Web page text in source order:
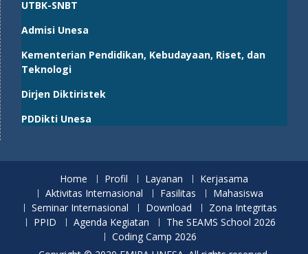
UTBK-SNBT
Admisi Unesa
Kementerian Pendidikan, Kebudayaan, Riset, dan
Teknologi
Dirjen Diktiristek
PDDikti Unesa
Home Profil Layanan
Kerjasama
Aktivitas Internasional
Fasilitas
Mahasiswa
Seminar Internasional
Download
Zona Integritas
PPID
Agenda Kegiatan
The SEAMS School 2026
Coding Camp 2026